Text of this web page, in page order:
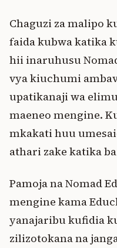
Chaguzi za malipo
faida kubwa katika
hii inaruhusu
vya kiuchumi
upatikanaji wa
maeneo mengine.
mkakati huu
athari zake katika
Pamoja na Nomad
mengine kama
yanajaribu kufidia
zilizotokana na